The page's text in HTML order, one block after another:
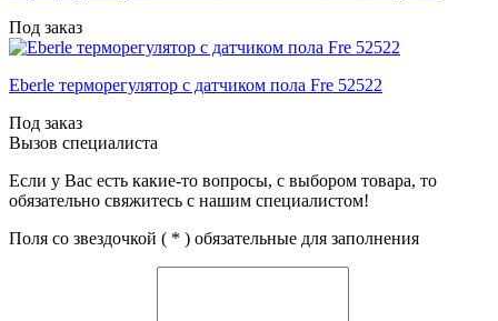
Под заказ
Eberle терморегулятор с датчиком пола Fre 52522
Под заказ
Вызов специалиста
Если у Вас есть какие-то вопросы, с выбором товара, то
обязательно свяжитесь с нашим специалистом!
Поля со звездочкой ( * ) обязательные для заполнения